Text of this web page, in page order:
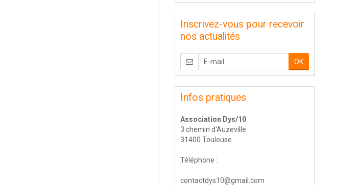
Inscrivez-vous pour recevoir
nos actualités
OK
Infos pratiques
Association Dys/10
3 chemin d'Auzeville
31400 Toulouse
Téléphone :
contactdys10@gmail.com